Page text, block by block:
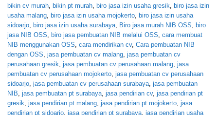
bikin cv murah bikin pt murah biro jasa izin usaha gresik biro jasa izin
usaha malang biro jasa izin usaha mojokerto biro jasa izin usaha
sidoarjo biro jasa izin usaha surabaya Biro jasa murah NIB OSS biro
jasa NIB OSS biro jasa pembuatan NIB melalui OSS cara membuat
NIB menggunakan OSS cara mendirikan cv, Cara pembuatan NIB
dengan OSS jasa pembuatan cv malang jasa pembuatan cv
perusahaan gresik jasa pembuatan cv perusahaan malang jasa
pembuatan cv perusahaan mojokerto jasa pembuatan cv perusahaan
sidoarjo jasa pembuatan cv perusahaan surabaya jasa pembuatan
NIB jasa pembuatan pt surabaya jasa pendirian cv, jasa pendirian pt
gresik jasa pendirian pt malang jasa pendirian pt mojokerto jasa
pendirian pt sidoarjo jasa pendirian pt surabaya jasa pendirian usaha